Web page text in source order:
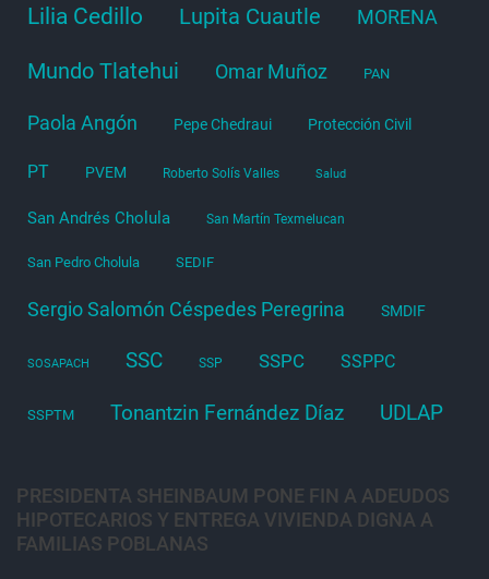
Lilia Cedillo Lupita Cuautle MORENA
Mundo Tlatehui Omar Muñoz PAN
Paola Angón Pepe Chedraui Protección Civil
PT PVEM Roberto Solís Valles Salud
San Andrés Cholula San Martín Texmelucan
San Pedro Cholula SEDIF
Sergio Salomón Céspedes Peregrina SMDIF
SOSAPACH SSC SSP SSPC SSPPC
SSPTM Tonantzin Fernández Díaz UDLAP
PRESIDENTA SHEINBAUM PONE FIN A ADEUDOS
HIPOTECARIOS Y ENTREGA VIVIENDA DIGNA A
FAMILIAS POBLANAS